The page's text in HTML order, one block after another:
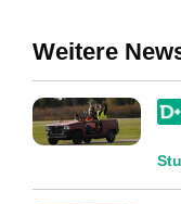
Weitere